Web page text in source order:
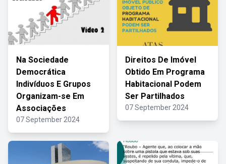
Na Sociedade
Democrática
Indivíduos E Grupos
Organizam-se Em
Associações
07 September 2024
Direitos De Imóvel
Obtido Em Programa
Habitacional Podem
Ser Partilhados
07 September 2024